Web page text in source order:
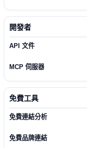
開發者
API 文件
MCP 伺服器
免費工具
免費連結分析
免費品牌連結